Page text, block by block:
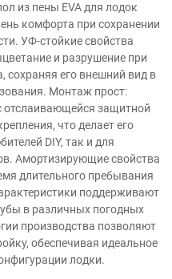
из пены EVA для лодок
комфорта при сохранении
УФ-стойкие свойства
и разрушение при
сохраняя его внешний вид в
Монтаж прост:
отслаивающейся защитной
что делает его
DIY, так и для
Амортизирующие свойства
длительного пребывания
поддерживают
в различных погодных
производства позволяют
обеспечивая идеальное
лодки.